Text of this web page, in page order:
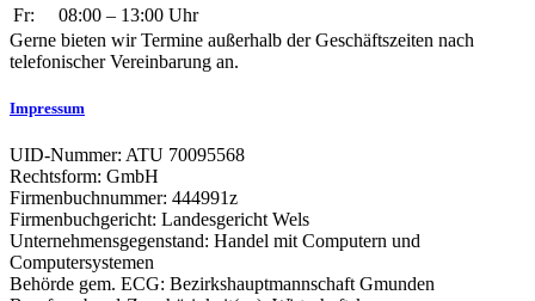
Fr:
08:00 – 13:00 Uhr
Gerne bieten wir Termine außerhalb der Geschäftszeiten nach
telefonischer Vereinbarung an.
Impressum
UID-Nummer: ATU 70095568
Rechtsform: GmbH
Firmenbuchnummer: 444991z
Firmenbuchgericht: Landesgericht Wels
Unternehmensgegenstand: Handel mit Computern und
Computersystemen
Behörde gem. ECG: Bezirkshauptmannschaft Gmunden